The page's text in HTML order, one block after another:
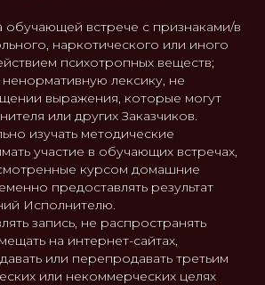
обучающей встрече с признаками/в
наркотического или иного
психотропных веществ;
ненормативную лексику, не
выражения, которые могут
или других Заказчиков.
изучать методические
участие в обучающих встречах,
курсом домашние
предоставлять результат
Исполнителю.
запись, не распространять
на интернет-сайтах,
или перепродавать третьим
или некоммерческих целях